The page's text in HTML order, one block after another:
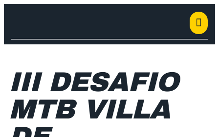
III DESAFIO
MTB VILLA